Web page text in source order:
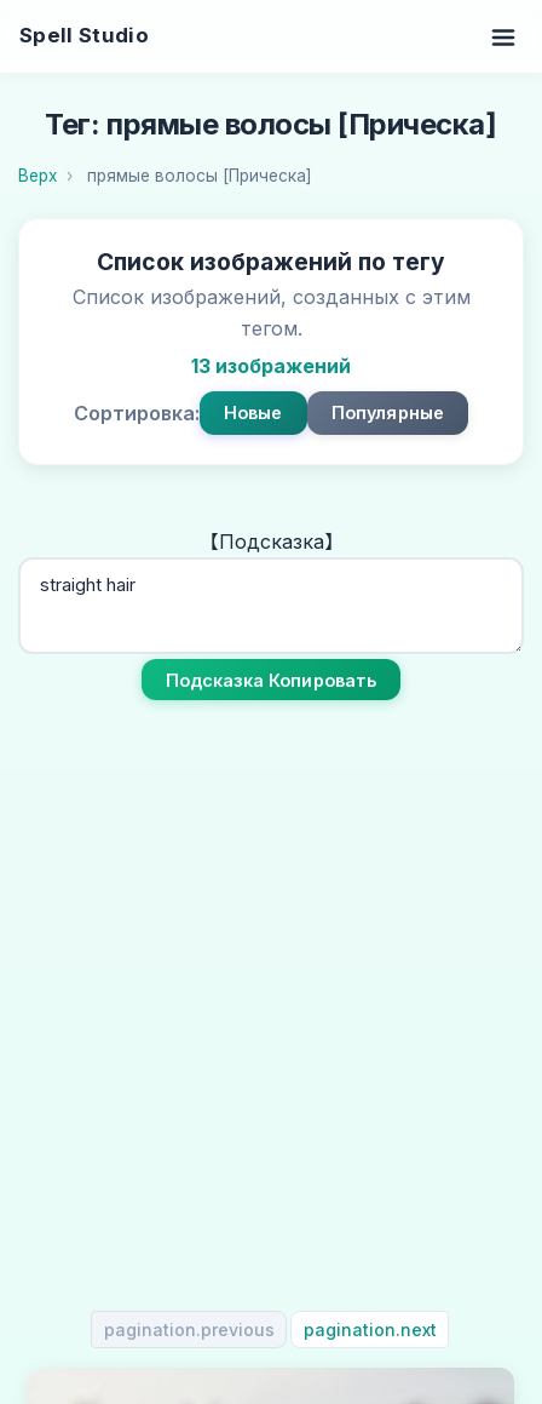
Spell Studio
Тег: прямые волосы [Прическа]
Верх прямые волосы [Прическа]
Список изображений по тегу
Список изображений, созданных с этим
тегом.
13 изображений
Сортировка:
Новые Популярные
【Подсказка】
Подсказка Копировать
pagination.previous pagination.next